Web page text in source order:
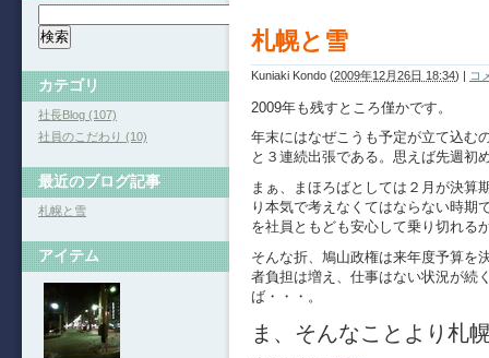
札幌と雪
Kuniaki Kondo (2009年12月26日 18:34) | コ
2009年も残すところ僅かです。
年末にはなぜこうも予定が立て込む
と３連続出張である。思えば先週初
まぁ、まほろばとしては２月が決算
り本気で考えなくてはならない時期
を社員ともども安心して乗り切れる
そんな折、鳩山政権は来年度予算を
者負担は増え、仕事はない状況が続
ば・・・。
ま、そんなことより札
カテゴリ
社長Blog (107)
社員のこだわり (10)
最近のブログ記事
札幌と雪
アイテム